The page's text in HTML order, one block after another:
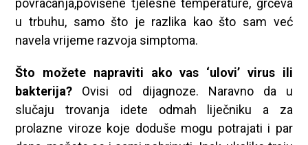
povraćanja,povišene tjelesne temperature, grčeva
u trbuhu, samo što je razlika kao što sam već
navela vrijeme razvoja simptoma.
Što možete napraviti ako vas ‘ulovi’ virus ili
bakterija? Ovisi od dijagnoze. Naravno da u
slučaju trovanja idete odmah liječniku a za
prolazne viroze koje doduše mogu potrajati i par